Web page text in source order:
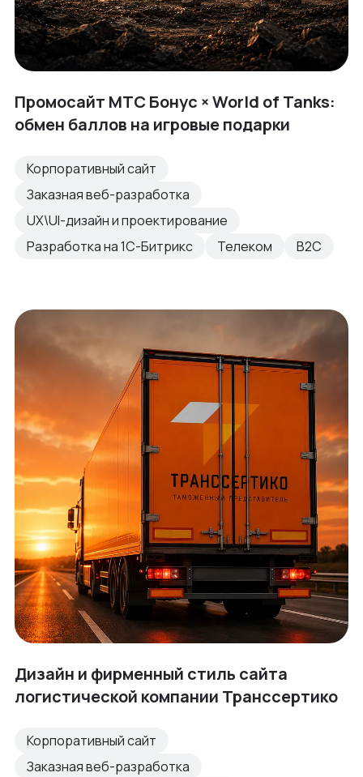
Промосайт МТС Бонус × World of Tanks:
обмен баллов на игровые подарки
Корпоративный сайт
Заказная веб-разработка
UX\UI-дизайн и проектирование
Разработка на 1С-Битрикс
Телеком B2C
Дизайн и фирменный стиль сайта
логистической компании Транссертико
Корпоративный сайт
Заказная веб-разработка